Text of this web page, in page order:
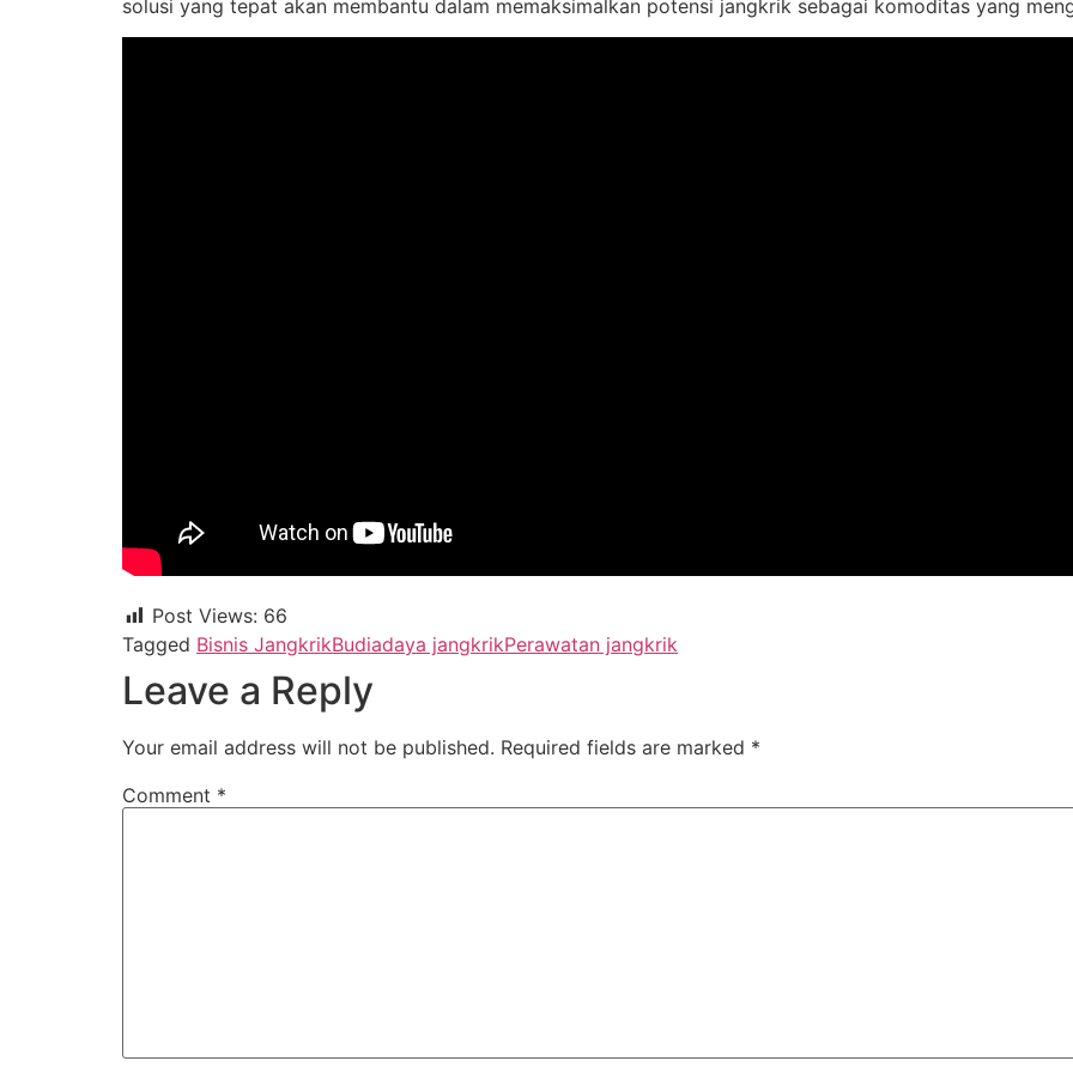
solusi yang tepat akan membantu dalam memaksimalkan potensi jangkrik sebagai komoditas yang
Post Views: 66
Tagged Bisnis JangkrikBudiadaya jangkrikPerawatan jangkrik
Leave a Reply
Your email address will not be published. Required fields are marked *
Comment *